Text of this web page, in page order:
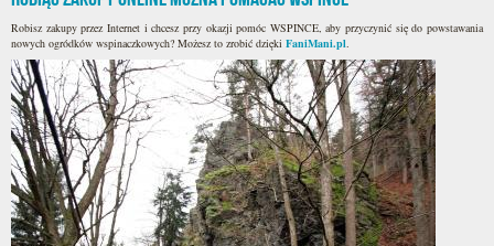
Robisz zakupy przez Internet i chcesz przy okazji pomóc WSPINCE, aby przyczynić się do powstawania
nowych ogródków wspinaczkowych? Możesz to zrobić dzięki FaniMani.pl.